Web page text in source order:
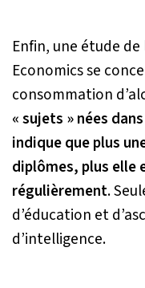
Enfin, une étude
Economics se
consommation
« sujets » nées
indique que plus
diplômes, plus elle
régulièrement.
d’éducation et
d’intelligence.